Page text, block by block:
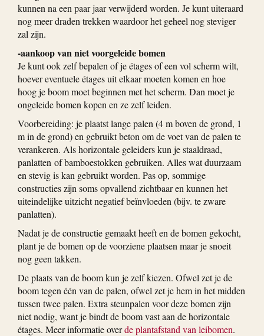
kunnen na een paar jaar verwijderd worden. Je kunt uiteraard
nog meer draden trekken waardoor het geheel nog steviger
zal zijn.
-aankoop van niet voorgeleide bomen
Je kunt ook zelf bepalen of je étages of een vol scherm wilt,
hoever eventuele étages uit elkaar moeten komen en hoe
hoog je boom moet beginnen met het scherm. Dan moet je
ongeleide bomen kopen en ze zelf leiden.
Voorbereiding: je plaatst lange palen (4 m boven de grond, 1
m in de grond) en gebruikt beton om de voet van de palen te
verankeren. Als horizontale geleiders kun je staaldraad,
panlatten of bamboestokken gebruiken. Alles wat duurzaam
en stevig is kan gebruikt worden. Pas op, sommige
constructies zijn soms opvallend zichtbaar en kunnen het
uiteindelijke uitzicht negatief beïnvloeden (bijv. te zware
panlatten).
Nadat je de constructie gemaakt heeft en de bomen gekocht,
plant je de bomen op de voorziene plaatsen maar je snoeit
nog geen takken.
De plaats van de boom kun je zelf kiezen. Ofwel zet je de
boom tegen één van de palen, ofwel zet je hem in het midden
tussen twee palen. Extra steunpalen voor deze bomen zijn
niet nodig, want je bindt de boom vast aan de horizontale
étages. Meer informatie overde plantafstand van leibomen.